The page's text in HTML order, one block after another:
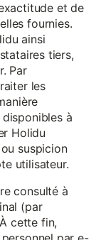
et de
fournies.
ainsi
tiers,
Par
les
à
Holidu
suspicion
utilisateur.
consulté à
(par
cette fin,